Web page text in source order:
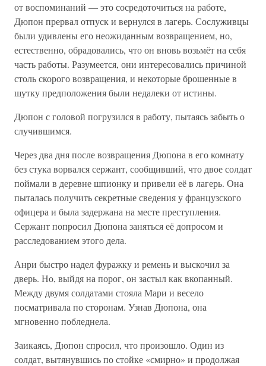
от воспоминаний — это сосредоточиться на работе,
Дюпон прервал отпуск и вернулся в лагерь. Сослуживцы
были удивлены его неожиданным возвращением, но,
естественно, обрадовались, что он вновь возьмёт на себя
часть работы. Разумеется, они интересовались причиной
столь скорого возвращения, и некоторые брошенные в
шутку предположения были недалеки от истины.
Дюпон с головой погрузился в работу, пытаясь забыть о
случившимся.
Через два дня после возвращения Дюпона в его комнату
без стука ворвался сержант, сообщивший, что двое солдат
поймали в деревне шпионку и привели её в лагерь. Она
пыталась получить секретные сведения у французского
офицера и была задержана на месте преступления.
Сержант попросил Дюпона заняться её допросом и
расследованием этого дела.
Анри быстро надел фуражку и ремень и выскочил за
дверь. Но, выйдя на порог, он застыл как вкопанный.
Между двумя солдатами стояла Мари и весело
посматривала по сторонам. Узнав Дюпона, она
мгновенно побледнела.
Заикаясь, Дюпон спросил, что произошло. Один из
солдат, вытянувшись по стойке «смирно» и продолжая